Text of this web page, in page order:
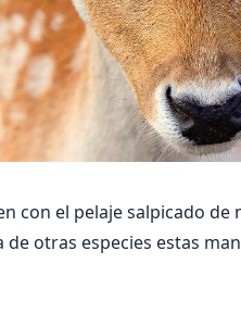
con el pelaje salpicado
otras especies estas